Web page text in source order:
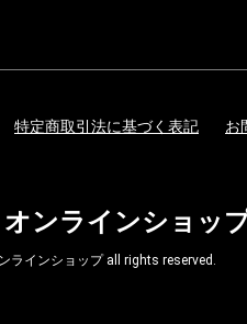
特定商取引法に基づく表記 お
ンラインショッ
ラインショップ all rights reserved.